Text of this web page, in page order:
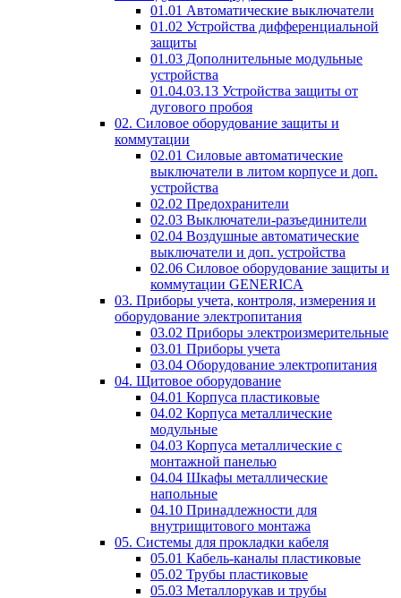
01.01 Автоматические выключатели
01.02 Устройства дифференциальной
защиты
01.03 Дополнительные модульные
устройства
01.04.03.13 Устройства защиты от
дугового пробоя
02. Силовое оборудование защиты и
коммутации
02.01 Силовые автоматические
выключатели в литом корпусе и доп.
устройства
02.02 Предохранители
02.03 Выключатели-разъединители
02.04 Воздушные автоматические
выключатели и доп. устройства
02.06 Силовое оборудование защиты и
коммутации GENERICA
03. Приборы учета, контроля, измерения и
оборудование электропитания
03.02 Приборы электроизмерительные
03.01 Приборы учета
03.04 Оборудование электропитания
04. Щитовое оборудование
04.01 Корпуса пластиковые
04.02 Корпуса металлические
модульные
04.03 Корпуса металлические с
монтажной панелью
04.04 Шкафы металлические
напольные
04.10 Принадлежности для
внутрищитового монтажа
05. Системы для прокладки кабеля
05.01 Кабель-каналы пластиковые
05.02 Трубы пластиковые
05.03 Металлорукав и трубы